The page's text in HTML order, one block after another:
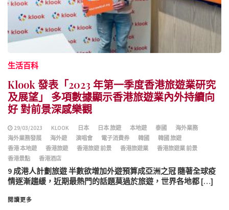
生活百科
Klook 發表「2023 年第一季度香港旅遊業研究
及展望」 多項數據顯示香港旅遊業內外持續向
好 對前景深感樂觀
29/03/2023 KLOOK 日本 日本 旅遊 本地遊 泰國
海外業務
海外業務發展
海外遊 演唱會 電子消費券 韓國
韓國 旅遊
香港 本地遊
香港旅遊 香港旅遊 前景 香港旅遊業
香港旅遊業 前景
香港景點
香港酒店
9 成港人計劃旅遊 半數欲增加外遊預算成亞洲之冠 隨著全球疫
情逐漸趨緩，近期最熱門的話題莫過於旅遊，世界各地都 […]
閱讀更多